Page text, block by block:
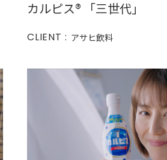
カルピス®︎ 「三世代」
CLIENT : アサヒ飲料